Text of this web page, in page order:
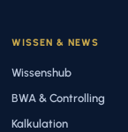
WISSEN & NEWS
Wissenshub
BWA & Controlling
Kalkulation